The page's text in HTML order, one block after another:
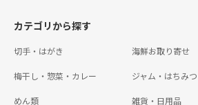
カテゴリから探す
切手・はがき 海鮮お取り寄せ
梅干し・惣菜・カレー ジャム・はちみつ
めん類 雑貨・日用品